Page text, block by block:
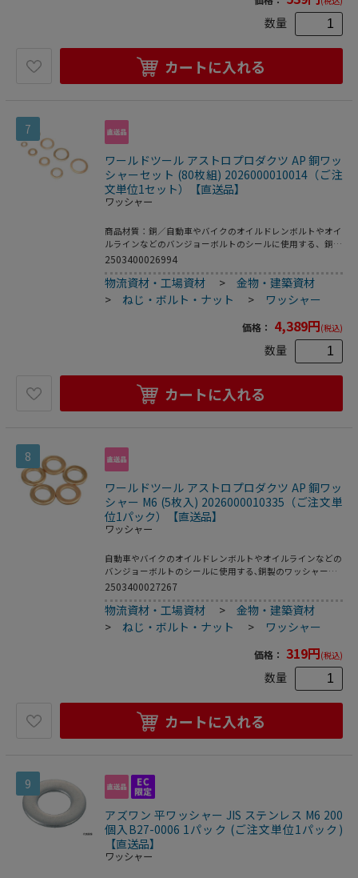
数量
カートに入れる
7
ワールドツール アストロプロダクツ AP 銅ワッ
シャーセット (80枚組) 2026000010014（ご注
文単位1セット）【直送品】
ワッシャー
商品材質：銅／自動車やバイクのオイルドレンボルトやオイ
ルラインなどのバンジョーボルトのシールに使用する、銅製
のワッシャーです。8種類のセットです。セット内容：Ｍ6、
ース、Ｍ6、φ6×φ10×ｔ1ｍｍ、Ｍ8、φ8×φ14×ｔ1.5ｍ
ｍ、Ｍ10、φ10×φ16×ｔ1.5ｍｍ、Ｍ12、φ12×φ18×ｔ1.5
ｍｍ、Ｍ14、φ14×φ20×ｔ1.5ｍｍ、Ｍ16、φ16×φ22×ｔ
1.5ｍｍ、Ｍ18、φ18×φ24×ｔ1.5ｍｍ、Ｍ20、φ20×φ26×
2503400026994
物流資材・工場資材 >金物・建築資材
> ねじ・ボルト・ナット > ワッシャー
価格： 4,389円(税込)
数量
カートに入れる
8
ワールドツール アストロプロダクツ AP 銅ワッ
シャー M6 (5枚入) 2026000010335（ご注文単
位1パック）【直送品】
ワッシャー
自動車やバイクのオイルドレンボルトやオイルラインなどの
バンジョーボルトのシールに使用する､銅製のワッシャーで
す｡ ・本体サイズ:Φ6×Φ10×t1mm・入数:5
2503400027267
物流資材・工場資材 >金物・建築資材
> ねじ・ボルト・ナット > ワッシャー
価格： 319円(税込)
数量
カートに入れる
9
アズワン 平ワッシャー JIS ステンレス M6 200
個入B27-0006 1パック (ご注文単位1パック)
【直送品】
ワッシャー